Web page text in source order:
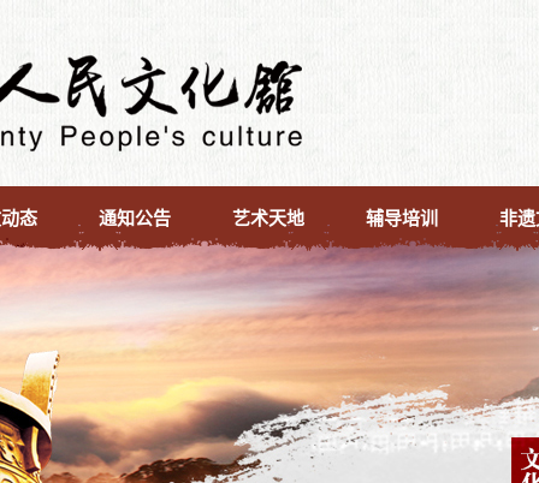
态 通知公告 艺术天地 辅导培训 非遗